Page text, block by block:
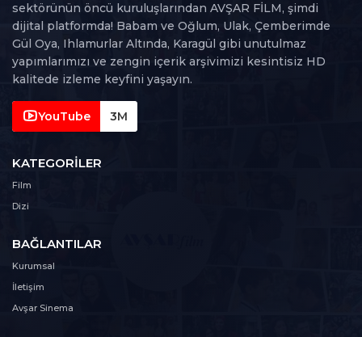
sektörünün öncü kuruluşlarından AVŞAR FİLM, şimdi
dijital platformda! Babam ve Oğlum, Ulak, Çemberimde
Gül Oya, Ihlamurlar Altında, Karagül gibi unutulmaz
yapımlarımızı ve zengin içerik arşivimizi kesintisiz HD
kalitede izleme keyfini yaşayın.
YouTube 3M
KATEGORILER
Film
Dizi
BAĞLANTILAR
Kurumsal
İletişim
Avşar Sinema